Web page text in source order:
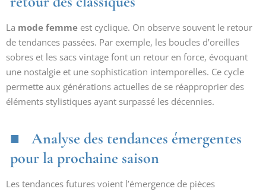
La mode femme est cyclique. On observe souvent le retour
de tendances passées. Par exemple, les boucles d’oreilles
sobres et les sacs vintage font un retour en force, évoquant
une nostalgie et une sophistication intemporelles. Ce cycle
permette aux générations actuelles de se réapproprier des
éléments stylistiques ayant surpassé les décennies.
Analyse des tendances émergentes
pour la prochaine saison
Les tendances futures voient l’émergence de pièces